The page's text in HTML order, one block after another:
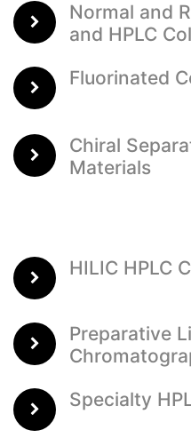
Normal and
and HPLC
Fluorinated
Chiral
Materials
HILIC HPLC
Preparative
Specialty